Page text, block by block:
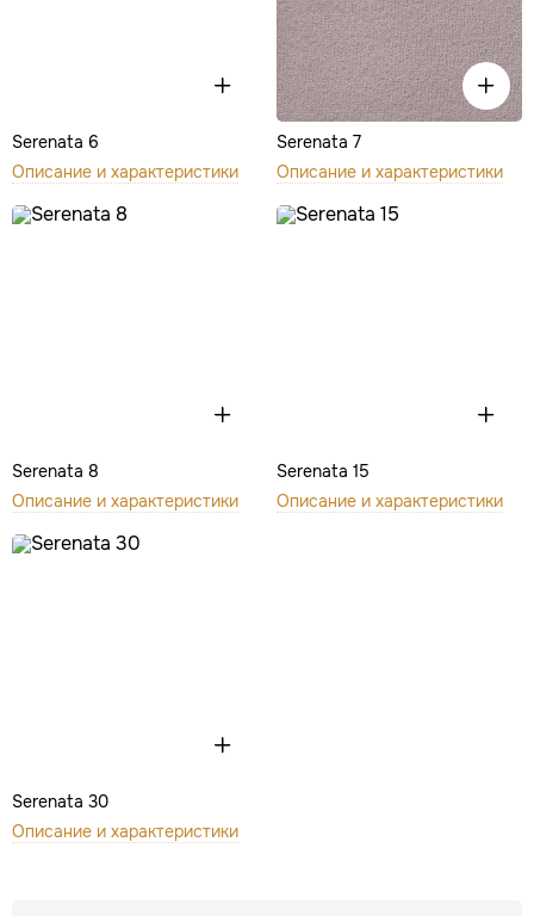
Serenata 6
Описание и характеристики
Serenata 7
Описание и характеристики
Serenata 8
Описание и характеристики
Serenata 15
Описание и характеристики
Serenata 30
Описание и характеристики